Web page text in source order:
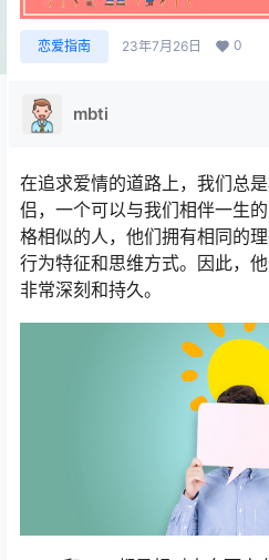
恋爱指南 23年7月26日 0
mbti
在追求爱情的道路上，我们总
侣，一个可以与我们相伴一生
格相似的人，他们拥有相同的
行为特征和思维方式。因此，
非常深刻和持久。